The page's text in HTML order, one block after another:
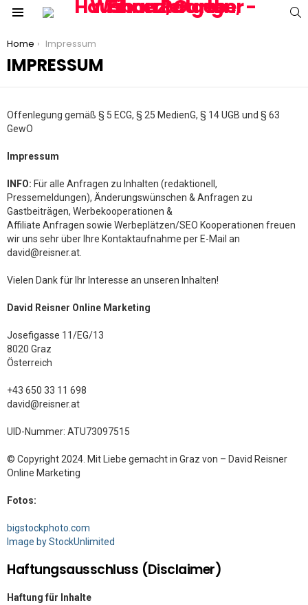
You are here:
Home Impressum
IMPRESSUM
Offenlegung gemäß § 5 ECG, § 25 MedienG, § 14 UGB und § 63
GewO
Impressum
INFO: Für alle Anfragen zu Inhalten (redaktionell,
Pressemeldungen), Änderungswünschen & Anfragen zu
Gastbeiträgen, Werbekooperationen &
Affiliate Anfragen sowie Werbeplätzen/SEO Kooperationen freuen
wir uns sehr über Ihre Kontaktaufnahme per E-Mail an
david@reisner.at.
Vielen Dank für Ihr Interesse an unseren Inhalten!
David Reisner Online Marketing
Josefigasse 11/EG/13
8020 Graz
Österreich
+43 650 33 11 698
david@reisner.at
UID-Nummer: ATU73097515
© Copyright 2024. Mit Liebe gemacht in Graz von – David Reisner
Online Marketing
Fotos:
bigstockphoto.com
Image by StockUnlimited
Haftungsausschluss (Disclaimer)
Haftung für Inhalte